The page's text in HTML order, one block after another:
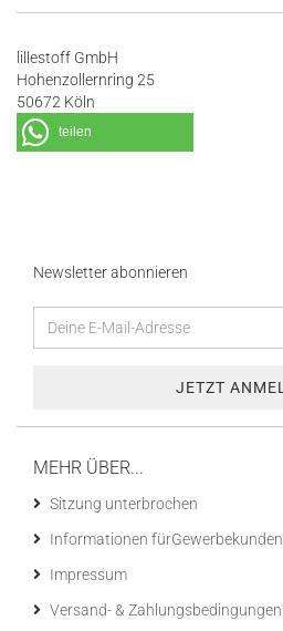
lillestoff GmbH
Hohenzollernring 25
50672 Köln
teilen
Newsletter abonnieren
MEHR ÜBER...
Sitzung unterbrochen
Informationen fürGewerbekunden
Impressum
Versand- & Zahlungsbedingungen